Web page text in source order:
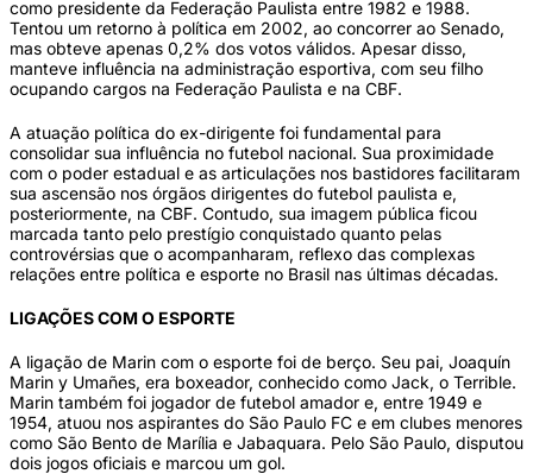
como presidente da Federação Paulista entre 1982 e 1988.
Tentou um retorno à política em 2002, ao concorrer ao Senado,
mas obteve apenas 0,2% dos votos válidos. Apesar disso,
manteve influência na administração esportiva, com seu filho
ocupando cargos na Federação Paulista e na CBF.
A atuação política do ex-dirigente foi fundamental para
consolidar sua influência no futebol nacional. Sua proximidade
com o poder estadual e as articulações nos bastidores facilitaram
sua ascensão nos órgãos dirigentes do futebol paulista e,
posteriormente, na CBF. Contudo, sua imagem pública ficou
marcada tanto pelo prestígio conquistado quanto pelas
controvérsias que o acompanharam, reflexo das complexas
relações entre política e esporte no Brasil nas últimas décadas.
LIGAÇÕES COM O ESPORTE
A ligação de Marin com o esporte foi de berço. Seu pai, Joaquín
Marin y Umañes, era boxeador, conhecido como Jack, o Terrible.
Marin também foi jogador de futebol amador e, entre 1949 e
1954, atuou nos aspirantes do São Paulo FC e em clubes menores
como São Bento de Marília e Jabaquara. Pelo São Paulo, disputou
dois jogos oficiais e marcou um gol.